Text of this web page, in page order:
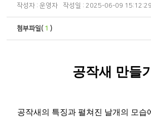
작성자 : 운영자 작성일 : 2025-06-09 15:12:29
첨부파일( 1 )
공작새 만들기
공작새의 특징과 펼쳐진 날개의 모습